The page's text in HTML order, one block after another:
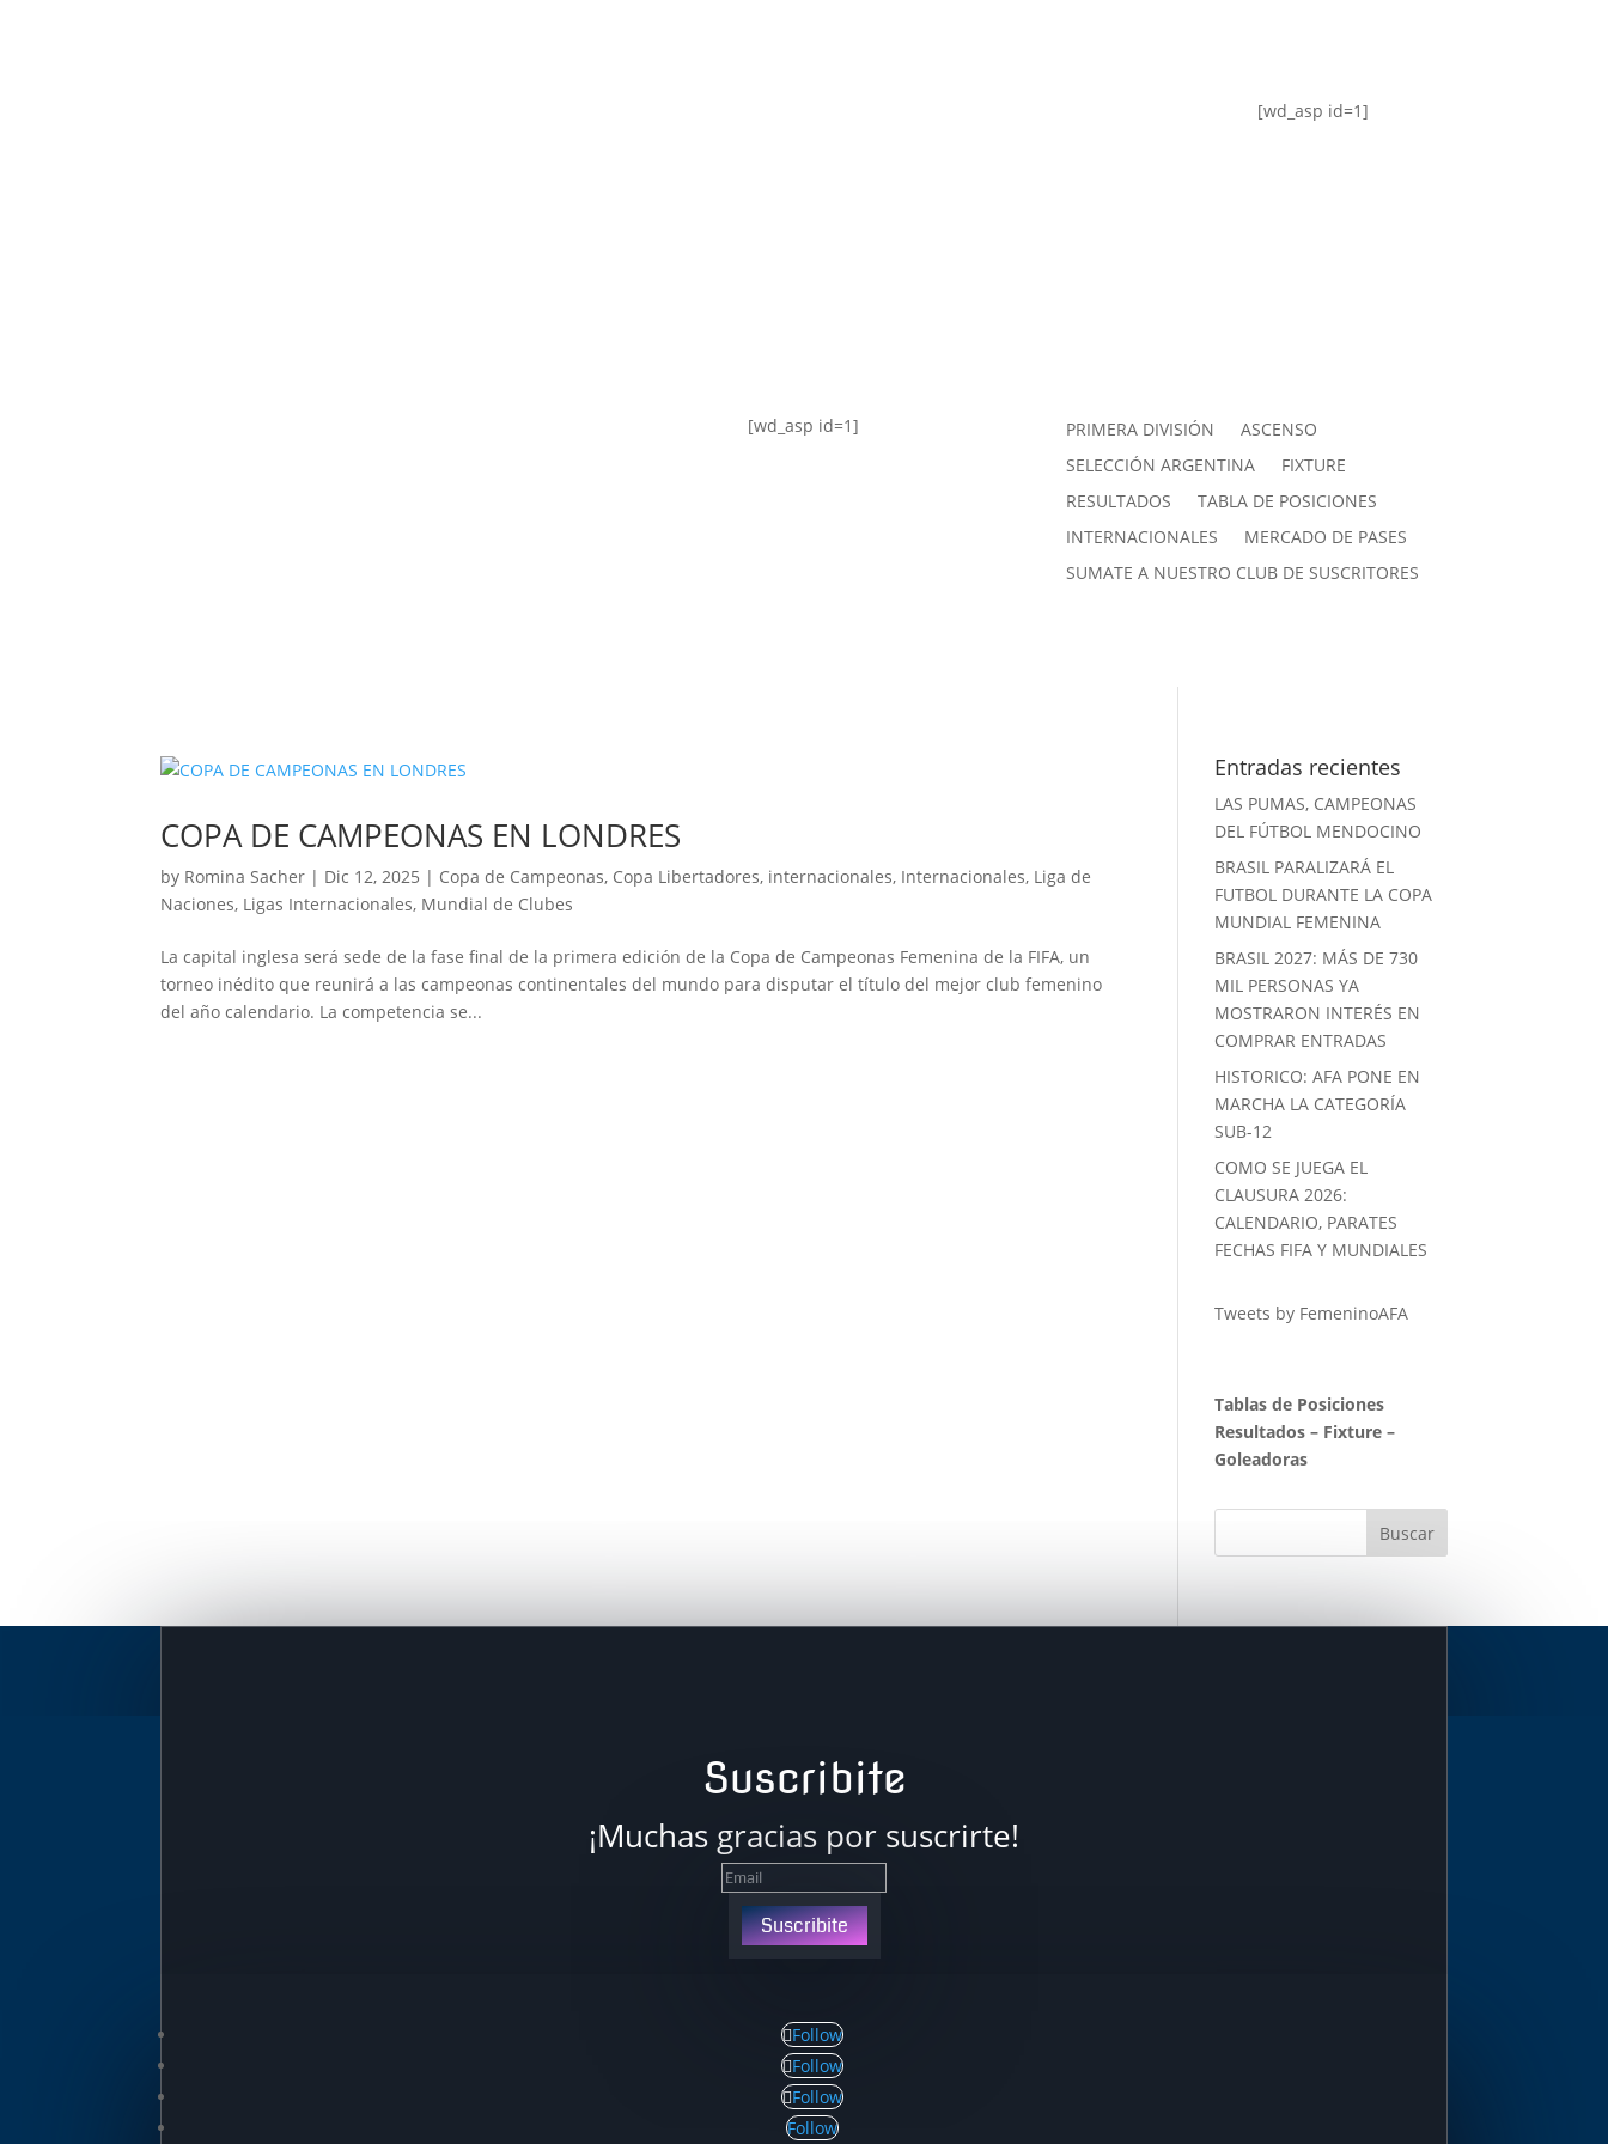
[wd_asp id=1]
[wd_asp id=1] PRIMERA DIVISIÓN
ASCENSO
SELECCIÓN ARGENTINA
FIXTURE
RESULTADOS
TABLA DE POSICIONES
INTERNACIONALES
MERCADO DE PASES
SUMATE A NUESTRO CLUB DE SUSCRITORES
COPA DE CAMPEONAS EN LONDRES
by Romina Sacher | Dic 12, 2025 | Copa de Campeonas, Copa Libertadores, internacionales, Internacionales, Liga de
Naciones, Ligas Internacionales, Mundial de Clubes
La capital inglesa será sede de la fase final de la primera edición de la Copa de Campeonas Femenina de la FIFA, un
torneo inédito que reunirá a las campeonas continentales del mundo para disputar el título del mejor club femenino
del año calendario. La competencia se...
Entradas recientes
LAS PUMAS, CAMPEONAS
DEL FÚTBOL MENDOCINO
BRASIL PARALIZARÁ EL
FUTBOL DURANTE LA COPA
MUNDIAL FEMENINA
BRASIL 2027: MÁS DE 730
MIL PERSONAS YA
MOSTRARON INTERÉS EN
COMPRAR ENTRADAS
HISTORICO: AFA PONE EN
MARCHA LA CATEGORÍA
SUB-12
COMO SE JUEGA EL
CLAUSURA 2026:
CALENDARIO, PARATES
FECHAS FIFA Y MUNDIALES
Tweets by FemeninoAFA
Tablas de Posiciones
Resultados – Fixture –
Goleadoras
Suscribite
¡Muchas gracias por suscrirte!
Suscribite
Follow
Follow
Follow
Follow